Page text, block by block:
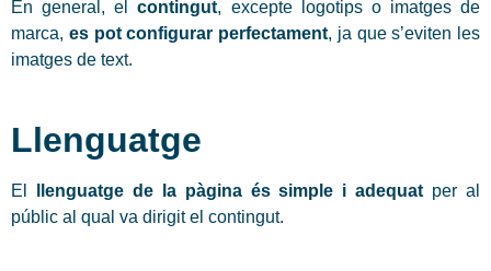
En general, elcontingut, excepte logotips o imatges de
marca, es pot configurar perfectament, ja que s’eviten les
imatges de text.
Llenguatge
El llenguatge de la pàgina és simple i adequat per al
públic al qual va dirigit el contingut.